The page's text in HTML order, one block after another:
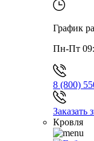
График
Пн-Пт
8 (800)
Заказать
Кровля